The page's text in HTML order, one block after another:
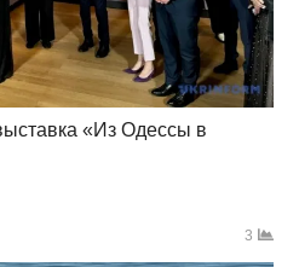
«Из Одессы в
3